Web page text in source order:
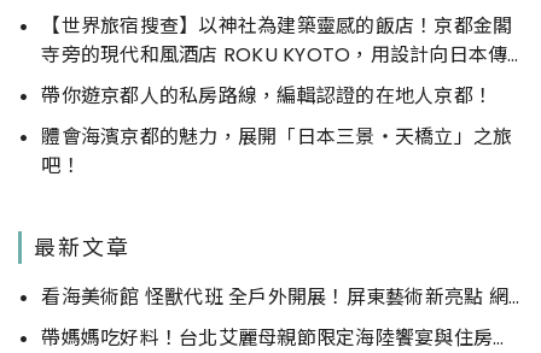
【世界旅宿搜查】以神社為建築靈感的飯店！京都金閣
寺旁的現代和風酒店 ROKU KYOTO，用設計向日本傳
統文化致敬
帶你遊京都人的私房路線，編輯認證的在地人京都！
體會海濱京都的魅力，展開「日本三景‧天橋立」之旅
吧！
最新文章
看海美術館 怪獸代班 全戶外開展！屏東藝術新亮點 網美必拍。
帶媽媽吃好料！台北艾麗母親節限定海陸饗宴與住房專案一次收藏。